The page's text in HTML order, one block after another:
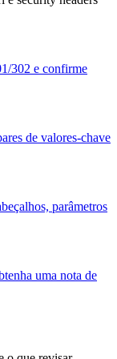
302 e confirme
de valores-chave
parâmetros
uma nota de